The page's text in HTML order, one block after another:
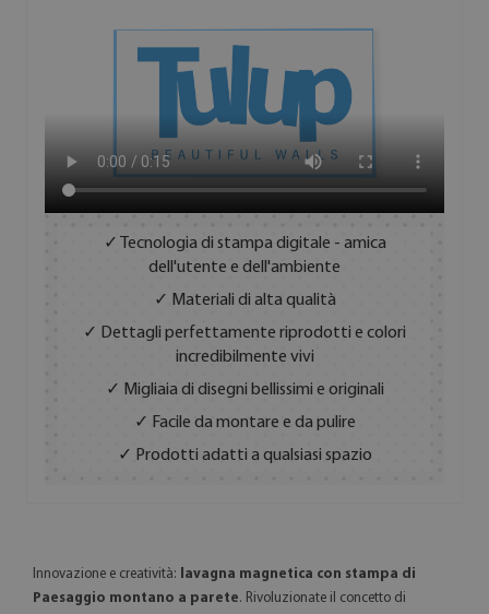
✓ Tecnologia di stampa digitale - amica
dell'utente e dell'ambiente
✓ Materiali di alta qualità
✓ Dettagli perfettamente riprodotti e colori
incredibilmente vivi
✓ Migliaia di disegni bellissimi e originali
✓ Facile da montare e da pulire
✓ Prodotti adatti a qualsiasi spazio
Innovazione e creatività:
lavagna magnetica con stampa di
Paesaggio montano a parete. Rivoluzionate il concetto di